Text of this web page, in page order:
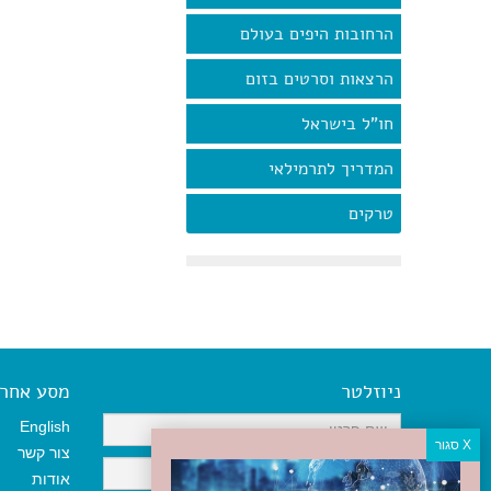
הרחובות היפים בעולם
הרצאות וסרטים בזום
חו"ל בישראל
המדריך לתרמילאי
טרקים
ניוזלטר מסע אחר
English
צור קשר
אודות